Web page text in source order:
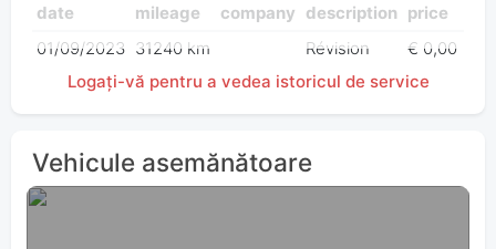
date mileage company description price
01/09/2023 31240 km Révision
€ 0,00
Logați-vă pentru a vedea istoricul de service
Vehicule asemănătoare